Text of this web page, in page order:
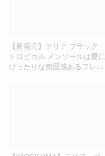
【新発売】テリア ブラック
トロピカル メンソールは夏に
ぴったりな南国感あるフレー